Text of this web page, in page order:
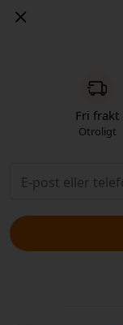
Fri frakt
Otroligt